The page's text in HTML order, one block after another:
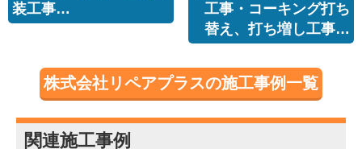
装工事…
工事・コーキング打ち
替え、打ち増し工事…
株式会社リペアプラスの施工事例一覧
関連施工事例